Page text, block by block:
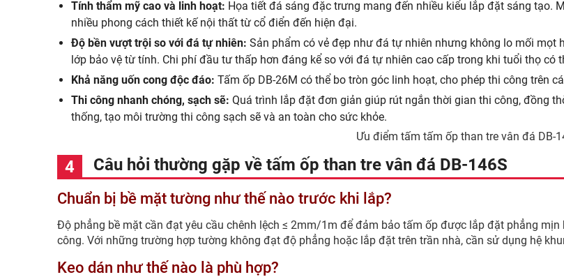
Tính thẩm mỹ cao và linh hoạt: Họa tiết đá sáng đặc trưng mang đến nhiều kiểu lắp đặt sáng tạo.
nhiều phong cách thiết kế nội thất từ cổ điển đến hiện đại.
Độ bền vượt trội so với đá tự nhiên: Sản phẩm có vẻ đẹp như đá tự nhiên nhưng không lo mối
lớp bảo vệ từ tính. Chi phí đầu tư thấp hơn đáng kể so với đá tự nhiên cao cấp trong khi tuổi thọ có
Khả năng uốn cong độc đáo: Tấm ốp DB-26M có thể bo tròn góc linh hoạt, cho phép thi công trên
Thi công nhanh chóng, sạch sẽ: Quá trình lắp đặt đơn giản giúp rút ngắn thời gian thi công, đồng
thống, tạo môi trường thi công sạch sẽ và an toàn cho sức khỏe.
Ưu điểm tấm tấm ốp than tre vân đá DB-
Câu hỏi thường gặp về tấm ốp than tre vân đá DB-146S
Chuẩn bị bề mặt tường như thế nào trước khi lắp?
Độ phẳng bề mặt cần đạt yêu cầu chênh lệch ≤ 2mm/1m để đảm bảo tấm ốp được lắp đặt phẳng
công. Với những trường hợp tường không đạt độ phẳng hoặc lắp đặt trên trần nhà, cần sử dụng hệ
Keo dán như thế nào là phù hợp?